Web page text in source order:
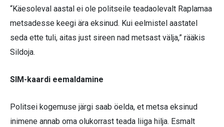
“Käesoleval aastal ei ole politseile teadaolevalt Raplamaa
metsadesse keegi ära eksinud. Kui eelmistel aastatel
seda ette tuli, aitas just sireen nad metsast välja,” rääkis
Sildoja.
SIM-kaardi eemaldamine
Politsei kogemuse järgi saab öelda, et metsa eksinud
inimene annab oma olukorrast teada liiga hilja. Esmalt